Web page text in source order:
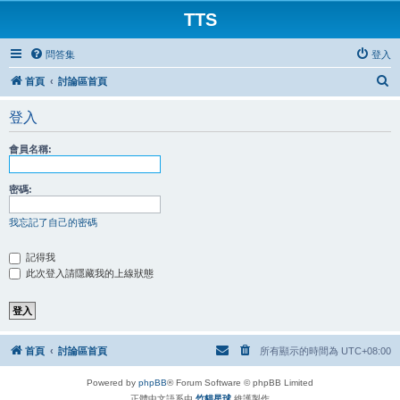
TTS
問答集 登入
首頁 討論區首頁
登入
會員名稱:
密碼:
我忘記了自己的密碼
記得我
此次登入請隱藏我的上線狀態
首頁 討論區首頁 所有顯示的時間為 UTC+08:00
Powered by phpBB® Forum Software © phpBB Limited